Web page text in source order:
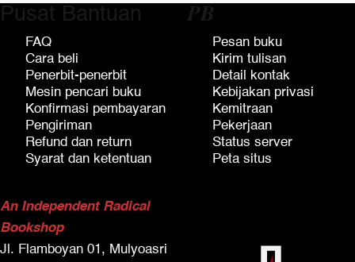
Pusat Bantuan
FAQ
Cara beli
Penerbit-penerbit
Mesin pencari buku
Konfirmasi pembayaran
Pengiriman
Refund dan return
Syarat dan ketentuan
𝑷𝑩
Pesan buku
Kirim tulisan
Detail kontak
Kebijakan privasi
Kemitraan
Pekerjaan
Status server
Peta situs
An Independent Radical
Bookshop
Jl. Flamboyan 01, Mulyoasri